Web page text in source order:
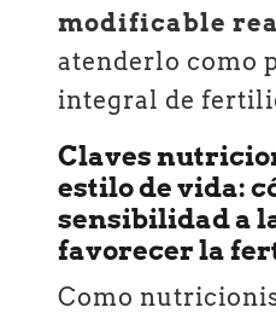
modificable
atenderlo como
integral de
Claves
estilo de vida:
sensibilidad a
favorecer la
Como